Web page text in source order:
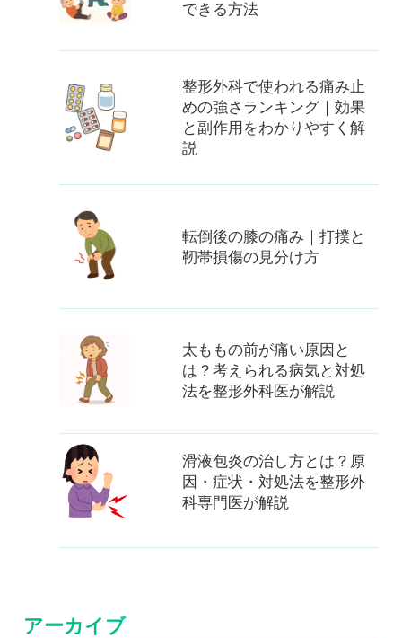
できる方法
整形外科で使われる痛み止
めの強さランキング｜効果
と副作用をわかりやすく解
説
転倒後の膝の痛み｜打撲と
靭帯損傷の見分け方
太ももの前が痛い原因と
は？考えられる病気と対処
法を整形外科医が解説
滑液包炎の治し方とは？原
因・症状・対処法を整形外
科専門医が解説
アーカイブ